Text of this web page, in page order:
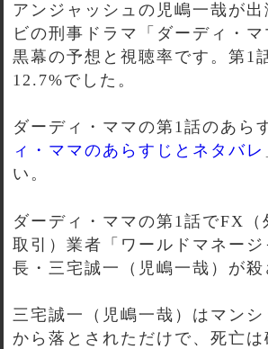
アンジャッシュの児嶋一哉が
ビの刑事ドラマ「ダーディ・マ
黒幕の予想と視聴率です。第1
12.7%でした。
ダーディ・ママの第1話のあら
ィ・ママのあらすじとネタバレ
い。
ダーディ・ママの第1話でFX（
取引）業者「ワールドマネージ
長・三宅誠一（児嶋一哉）が殺
三宅誠一（児嶋一哉）はマン
から落とされただけで、死亡